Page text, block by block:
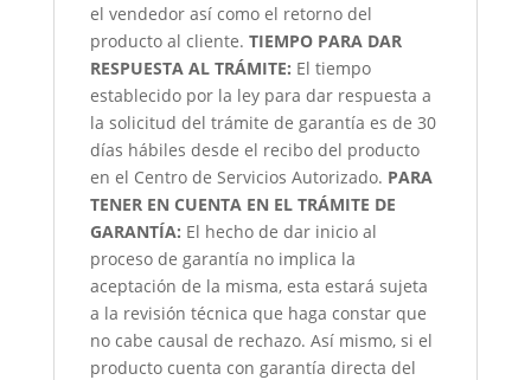
el vendedor así como el retorno del
producto al cliente. TIEMPO PARA DAR
RESPUESTA AL TRÁMITE: El tiempo
establecido por la ley para dar respuesta a
la solicitud del trámite de garantía es de 30
días hábiles desde el recibo del producto
en el Centro de Servicios Autorizado. PARA
TENER EN CUENTA EN EL TRÁMITE DE
GARANTÍA: El hecho de dar inicio al
proceso de garantía no implica la
aceptación de la misma, esta estará sujeta
a la revisión técnica que haga constar que
no cabe causal de rechazo. Así mismo, si el
producto cuenta con garantía directa del